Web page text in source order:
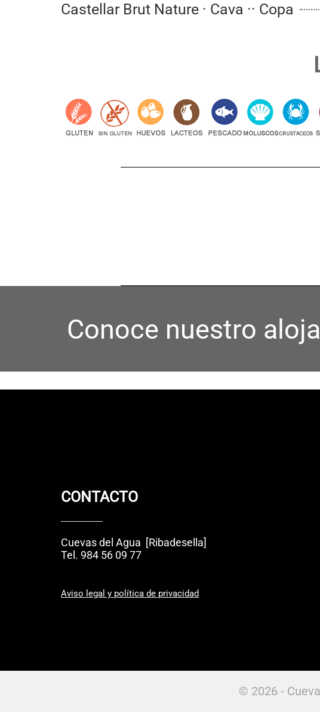
Castellar Brut Nature · Cava ·· Copa
Conoce nuestro
CONTACTO
Cuevas del Agua [Ribadesella]
Tel. 984 56 09 77
Aviso legal y política de privacidad
© 2026 -